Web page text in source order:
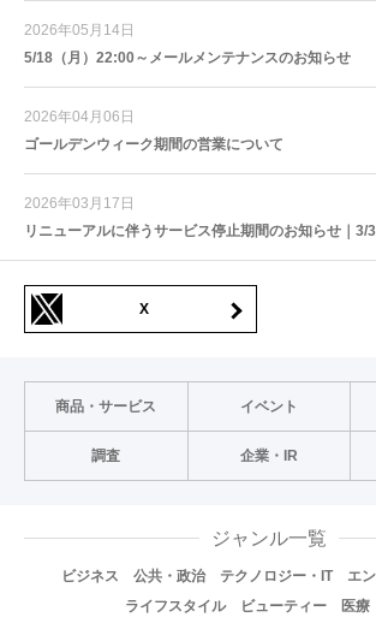
2026年05月14日
5/18（月）22:00～メールメンテナンスのお知らせ
2026年04月06日
ゴールデンウィーク期間の営業について
2026年03月17日
リニューアルに伴うサービス停止期間のお知らせ｜3/
X
商品・サービス イベント
調査 企業・IR
ジャンル一覧
ビジネス 公共・政治 テクノロジー・IT エ
ライフスタイル
ビューティー 医療